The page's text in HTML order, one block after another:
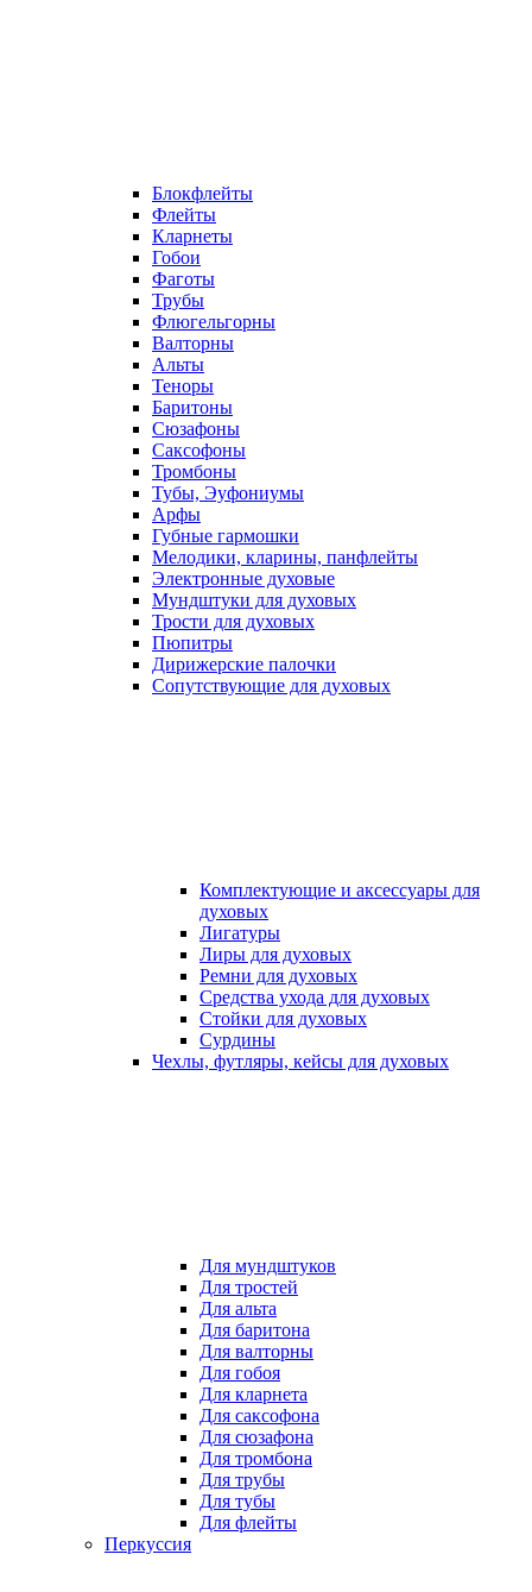
Блокфлейты
Флейты
Кларнеты
Гобои
Фаготы
Трубы
Флюгельгорны
Валторны
Альты
Теноры
Баритоны
Сюзафоны
Саксофоны
Тромбоны
Тубы, Эуфониумы
Арфы
Губные гармошки
Мелодики, кларины, панфлейты
Электронные духовые
Мундштуки для духовых
Трости для духовых
Пюпитры
Дирижерские палочки
Сопутствующие для духовых
Комплектующие и аксессуары для
духовых
Лигатуры
Лиры для духовых
Ремни для духовых
Средства ухода для духовых
Стойки для духовых
Сурдины
Чехлы, футляры, кейсы для духовых
Для мундштуков
Для тростей
Для альта
Для баритона
Для валторны
Для гобоя
Для кларнета
Для саксофона
Для сюзафона
Для тромбона
Для трубы
Для тубы
Для флейты
Перкуссия